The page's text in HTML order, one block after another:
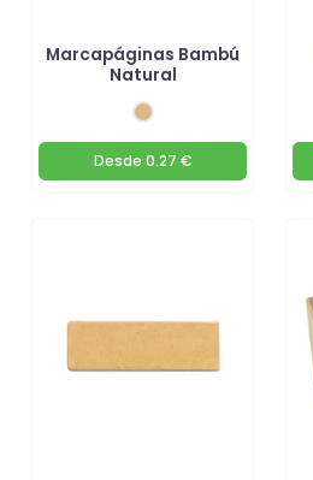
Marcapáginas Bambú
Natural
Desde 0.27 €